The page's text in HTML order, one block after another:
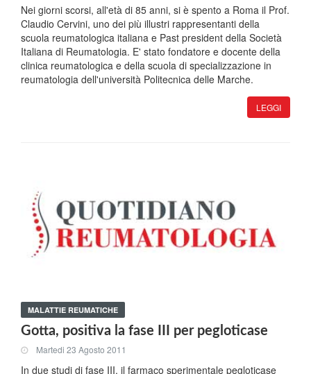
Nei giorni scorsi, all'età di 85 anni, si è spento a Roma il Prof.
Claudio Cervini, uno dei più illustri rappresentanti della
scuola reumatologica italiana e Past president della Società
Italiana di Reumatologia. E' stato fondatore e docente della
clinica reumatologica e della scuola di specializzazione in
reumatologia dell'università Politecnica delle Marche.
LEGGI
MALATTIE REUMATICHE
Gotta, positiva la fase III per pegloticase
Martedi 23 Agosto 2011
In due studi di fase III, il farmaco sperimentale pegloticase